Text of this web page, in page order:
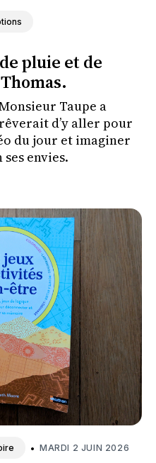
pluie et de
Taupe a
d’y aller pour
du jour et imaginer
envies.
• MARDI 2 JUIN 2026